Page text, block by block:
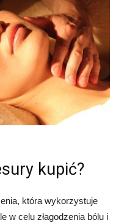
kupić?
która wykorzystuje
w celu złagodzenia bólu i